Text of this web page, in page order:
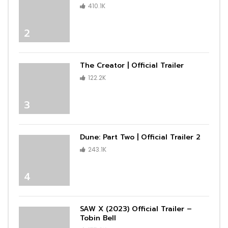
2
410.1K
3
The Creator | Official Trailer
122.2K
4
Dune: Part Two | Official Trailer 2
243.1K
SAW X (2023) Official Trailer –
Tobin Bell